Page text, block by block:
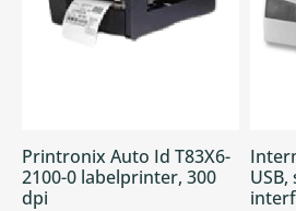
Printronix Auto Id T83X6-
2100-0 labelprinter, 300
dpi